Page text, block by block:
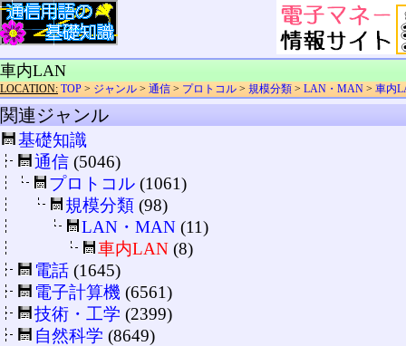
車内LAN
LOCATION: TOP > ジャンル > 通信 > プロトコル > 規模分類 > LAN・MAN > 車内
関連ジャンル
基礎知識
通信 (5046)
プロトコル (1061)
規模分類 (98)
LAN・MAN (11)
車内LAN (8)
電話 (1645)
電子計算機 (6561)
技術・工学 (2399)
自然科学 (8649)